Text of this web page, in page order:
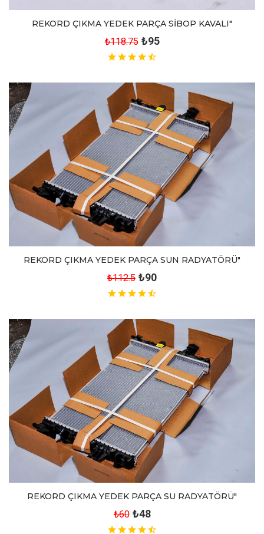
REKORD ÇIKMA YEDEK PARÇA SİBOP KAVALI"
₺118.75 ₺95
REKORD ÇIKMA YEDEK PARÇA SUN RADYATÖRÜ"
₺112.5 ₺90
REKORD ÇIKMA YEDEK PARÇA SU RADYATÖRÜ"
₺60 ₺48